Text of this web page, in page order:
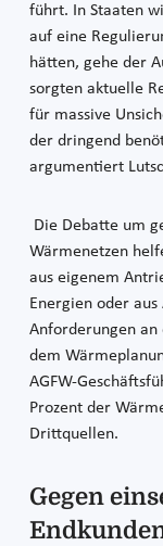
führt. In Staaten
auf eine
hätten, gehe der
sorgten aktuelle
für massive
der dringend
argumentiert
Die Debatte um
Wärmenetzen
aus eigenem
Energien oder
Anforderungen an
dem
AGFW-
Prozent der
Drittquellen.
Gegen